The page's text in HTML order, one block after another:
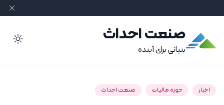
صنعت احداث
بنیانی برای آینده
اخبار حوزه مالیات صنعت احداث